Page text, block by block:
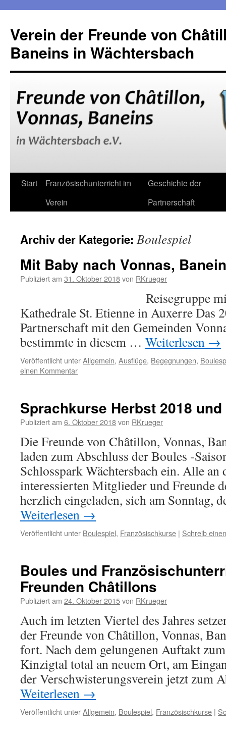
Verein der Freunde von
Baneins in Wächtersbach
Zum
Start
Französischunterricht im
Verein
Geschichte der
Partnerschaft
Archiv der Kategorie: Boulespiel
Mit Baby nach Vonnas,
Publiziert am 31. Oktober 2018von RKrueger
Reisegruppe mit
Kathedrale St. Etienne in Auxerre Das
Partnerschaft mit den Gemeinden
bestimmte in diesem … Weiterlesen →
Veröffentlicht unterAllgemein, Ausflüge, Begegnungen,
einen Kommentar
Sprachkurse Herbst 2018
Publiziert am 6. Oktober 2018von RKrueger
Die Freunde von Châtillon, Vonnas,
laden zum Abschluss der Boules -
Schlosspark Wächtersbach ein. Alle an
interessierten Mitglieder und Freunde
herzlich eingeladen, sich am Sonntag,
Weiterlesen →
Veröffentlicht unter Boulespiel, Französischkurse | Schreib
Boules und
Freunden Châtillons
Publiziert am 24. Oktober 2015von RKrueger
Auch im letzten Viertel des Jahres
der Freunde von Châtillon, Vonnas,
fort. Nach dem gelungenen Auftakt
Kinzigtal total an neuem Ort, am
der Verschwisterungsverein jetzt zum
Weiterlesen →
Veröffentlicht unterAllgemein, Boulespiel, Französischkurse |